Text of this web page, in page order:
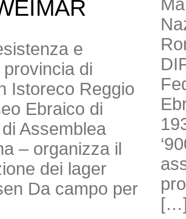
e
provincia di
Istoreco Reggio
Ebraico di
Assemblea
– organizza il
dei lager
Da campo per